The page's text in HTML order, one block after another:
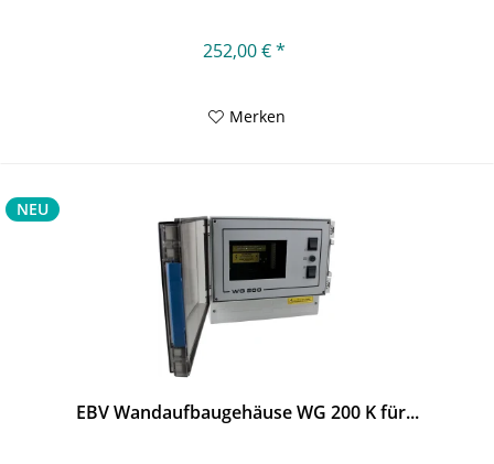
252,00 € *
Merken
NEU
EBV Wandaufbaugehäuse WG 200 K für...